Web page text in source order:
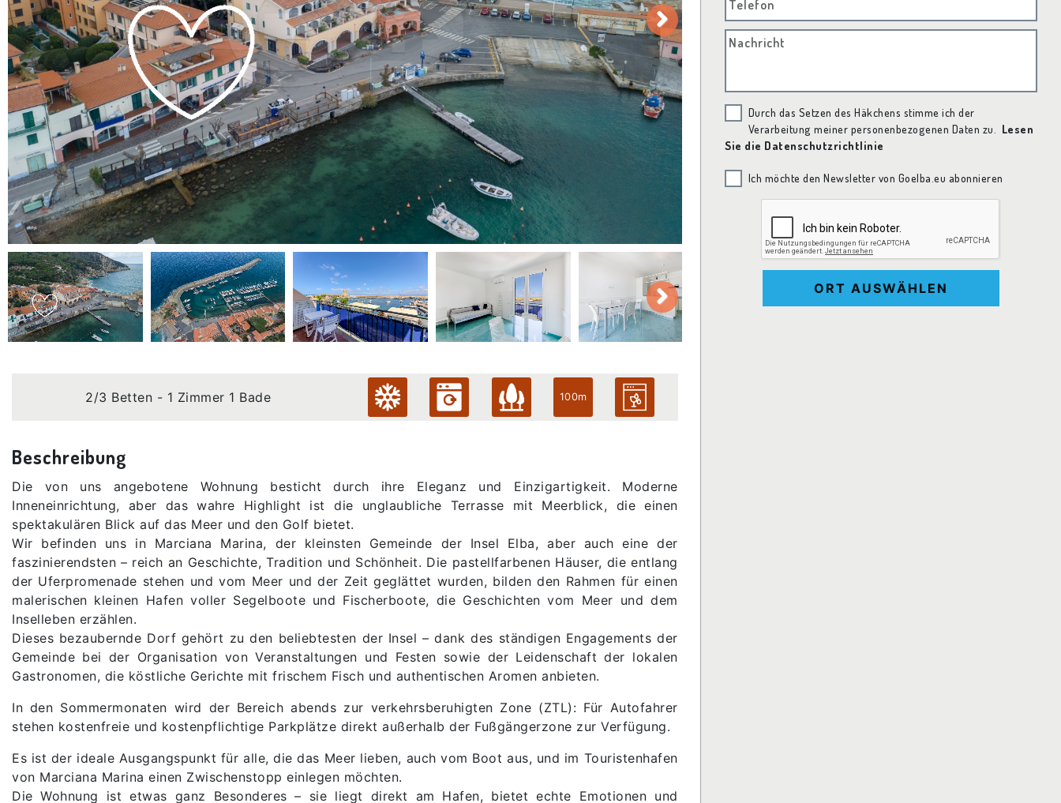
2/3 Betten - 1 Zimmer 1 Bade 100m
Beschreibung
Die von uns angebotene Wohnung besticht durch ihre Eleganz und Einzigartigkeit. Moderne
Inneneinrichtung, aber das wahre Highlight ist die unglaubliche Terrasse mit Meerblick, die einen
spektakulären Blick auf das Meer und den Golf bietet.
Wir befinden uns in Marciana Marina, der kleinsten Gemeinde der Insel Elba, aber auch eine der
faszinierendsten – reich an Geschichte, Tradition und Schönheit. Die pastellfarbenen Häuser, die entlang
der Uferpromenade stehen und vom Meer und der Zeit geglättet wurden, bilden den Rahmen für einen
malerischen kleinen Hafen voller Segelboote und Fischerboote, die Geschichten vom Meer und dem
Inselleben erzählen.
Dieses bezaubernde Dorf gehört zu den beliebtesten der Insel – dank des ständigen Engagements der
Gemeinde bei der Organisation von Veranstaltungen und Festen sowie der Leidenschaft der lokalen
Gastronomen, die köstliche Gerichte mit frischem Fisch und authentischen Aromen anbieten.
In den Sommermonaten wird der Bereich abends zur verkehrsberuhigten Zone (ZTL): Für Autofahrer
stehen kostenfreie und kostenpflichtige Parkplätze direkt außerhalb der Fußgängerzone zur Verfügung.
Es ist der ideale Ausgangspunkt für alle, die das Meer lieben, auch vom Boot aus, und im Touristenhafen
von Marciana Marina einen Zwischenstopp einlegen möchten.
Die Wohnung ist etwas ganz Besonderes – sie liegt direkt am Hafen, bietet echte Emotionen und
Telefon
Nachricht
Durch das Setzen des Häkchens stimme ich der
Verarbeitung meiner personenbezogenen Daten zu.
Lesen
Sie die Datenschutzrichtlinie
Ich möchte den Newsletter von Goelba.eu abonnieren
ORT AUSWÄHLEN